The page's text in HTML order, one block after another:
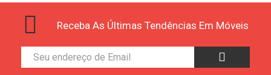
Receba As Últimas Tendências Em Móveis